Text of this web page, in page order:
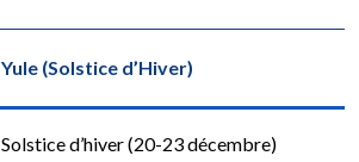
Yule (Solstice d’Hiver)
Solstice d’hiver (20-23 décembre)